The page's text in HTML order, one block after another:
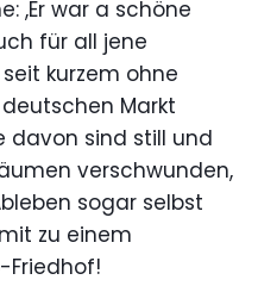
,Er war a schöne
für all jene
kurzem ohne
Markt
davon sind still und
verschwunden,
sogar selbst
zu einem
Friedhof!